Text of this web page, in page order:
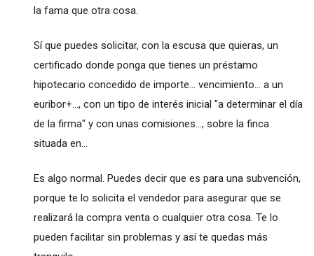
la fama que otra cosa.
Sí que puedes solicitar, con la escusa que quieras, un
certificado donde ponga que tienes un préstamo
hipotecario concedido de importe... vencimiento... a un
euribor+..., con un tipo de interés inicial "a determinar el día
de la firma" y con unas comisiones..., sobre la finca
situada en...
Es algo normal. Puedes decir que es para una subvención,
porque te lo solicita el vendedor para asegurar que se
realizará la compra venta o cualquier otra cosa. Te lo
pueden facilitar sin problemas y así te quedas más